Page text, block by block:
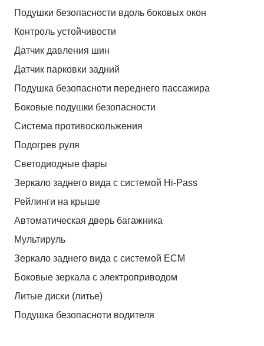
Подушки безопасности вдоль боковых окон
Контроль устойчивости
Датчик давления шин
Датчик парковки задний
Подушка безопасноти переднего пассажира
Боковые подушки безопасности
Система противоскольжения
Подогрев руля
Светодиодные фары
Зеркало заднего вида с системой Hi-Pass
Рейлинги на крыше
Автоматическая дверь багажника
Мультируль
Зеркало заднего вида с системой ЕСМ
Боковые зеркала с электроприводом
Литые диски (литье)
Подушка безопасноти водителя